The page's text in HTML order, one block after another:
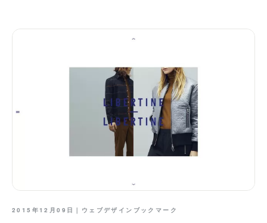
2015年12月09日｜ ウェブデザインブックマーク